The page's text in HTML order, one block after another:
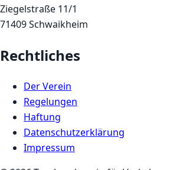
Ziegelstraße 11/1
71409 Schwaikheim
Rechtliches
Der Verein
Regelungen
Haftung
Datenschutzerklärung
Impressum